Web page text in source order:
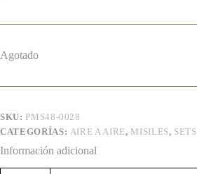
Agotado
SKU: PMS48-0028
CATEGORÍAS: AIRE A AIRE, MISILES, SETS
Información adicional